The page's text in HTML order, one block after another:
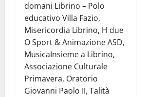
domani Librino – Polo
educativo Villa Fazio,
Misericordia Librino, H due
O Sport & Animazione ASD,
MusicaInsieme a Librino,
Associazione Culturale
Primavera, Oratorio
Giovanni Paolo II, Talità